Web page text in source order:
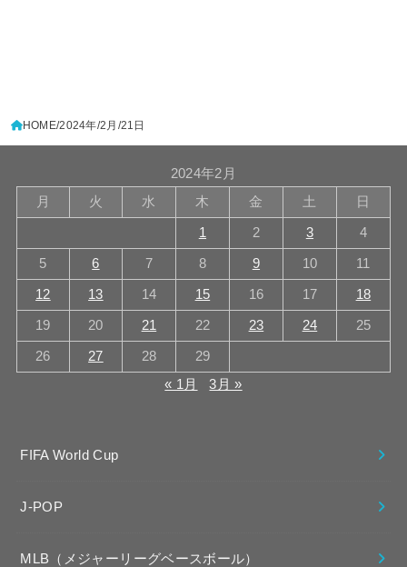
HOME 2024年 2月 21日
2024年2月
月
火 水 木 金 土 日
1 2 3 4
5 6 7 8 9 10 11
12 13 14 15 16 17 18
19 20 21 22 23 24 25
26 27 28
29
« 1月
3月 »
FIFA World Cup
J-POP
MLB（メジャーリーグベースボール）